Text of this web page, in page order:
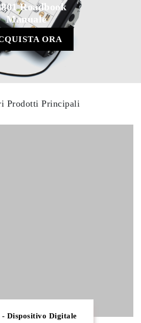
Roadbook
Manuale
ORA
Prodotti Principali
- Dispositivo Digitale